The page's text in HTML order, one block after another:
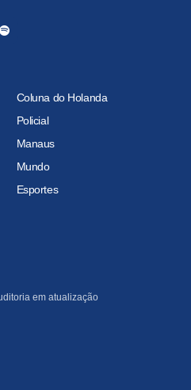
Coluna do Holanda
Policial
Manaus
Mundo
Esportes
em atualização